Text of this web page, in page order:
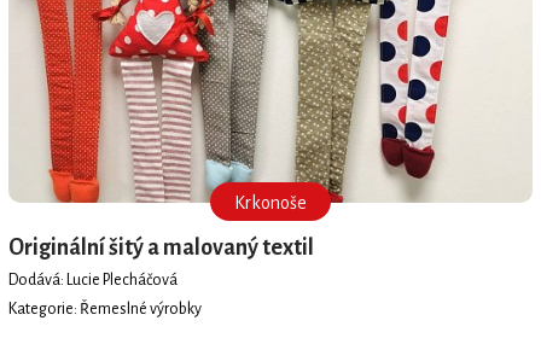
Krkonoše
Originální šitý a malovaný textil
Dodává: Lucie Plecháčová
Kategorie: Řemeslné výrobky